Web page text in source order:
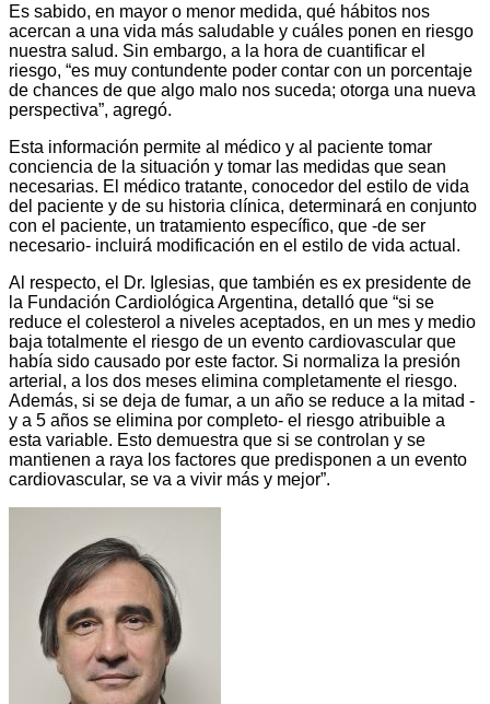
Es sabido, en mayor o menor medida, qué hábitos nos
acercan a una vida más saludable y cuáles ponen en riesgo
nuestra salud. Sin embargo, a la hora de cuantificar el
riesgo, “es muy contundente poder contar con un porcentaje
de chances de que algo malo nos suceda; otorga una nueva
perspectiva”, agregó.
Esta información permite al médico y al paciente tomar
conciencia de la situación y tomar las medidas que sean
necesarias. El médico tratante, conocedor del estilo de vida
del paciente y de su historia clínica, determinará en conjunto
con el paciente, un tratamiento específico, que -de ser
necesario- incluirá modificación en el estilo de vida actual.
Al respecto, el Dr. Iglesias, que también es ex presidente de
la Fundación Cardiológica Argentina, detalló que “si se
reduce el colesterol a niveles aceptados, en un mes y medio
baja totalmente el riesgo de un evento cardiovascular que
había sido causado por este factor. Si normaliza la presión
arterial, a los dos meses elimina completamente el riesgo.
Además, si se deja de fumar, a un año se reduce a la mitad -
y a 5 años se elimina por completo- el riesgo atribuible a
esta variable. Esto demuestra que si se controlan y se
mantienen a raya los factores que predisponen a un evento
cardiovascular, se va a vivir más y mejor”.